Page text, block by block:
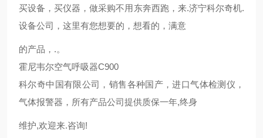
买设备，买仪器，做采购不用东奔西跑，来.济宁科尔奇机.
设备公司，这里有您想要的，想看的，满意
的产品，.。
霍尼韦尔空气呼吸器C900
科尔奇中国有限公司，销售各种国产，进口气体检测仪，
气体报警器，所有产品公司提供质保一年,终身
维护,欢迎来.咨询!